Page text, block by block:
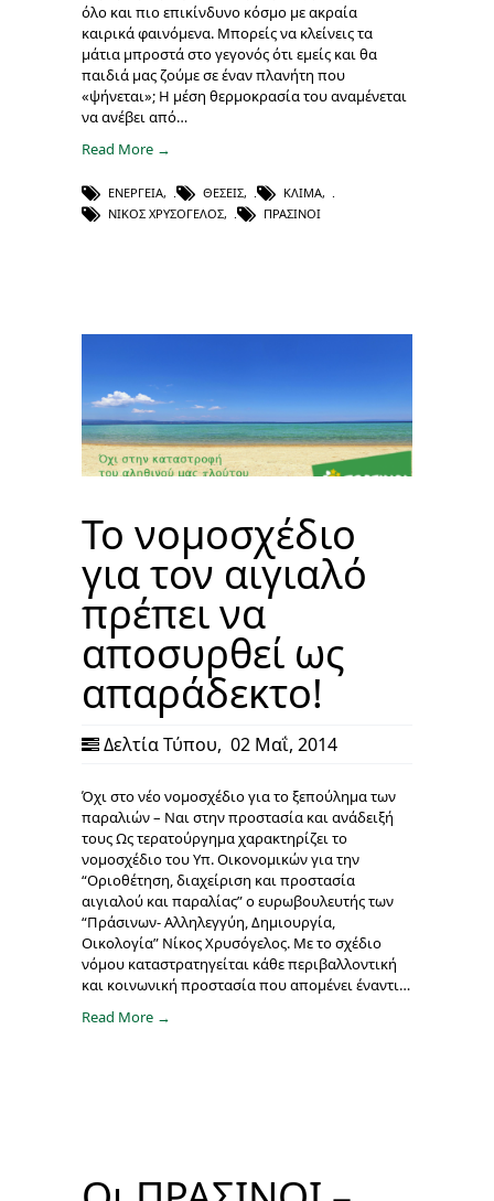
όλο και πιο επικίνδυνο κόσμο με ακραία
καιρικά φαινόμενα. Μπορείς να κλείνεις τα
μάτια μπροστά στο γεγονός ότι εμείς και θα
παιδιά μας ζούμε σε έναν πλανήτη που
«ψήνεται»; Η μέση θερμοκρασία του αναμένεται
να ανέβει από…
Read More →
ΕΝΈΡΓΕΙΑ, ΘΈΣΕΙΣ, ΚΛΊΜΑ,
ΝΊΚΟΣ ΧΡΥΣΌΓΕΛΟΣ, ΠΡΆΣΙΝΟΙ
Το νομοσχέδιο
για τον αιγιαλό
πρέπει να
αποσυρθεί ως
απαράδεκτο!
Δελτία Τύπου, 02 Μαΐ, 2014
Όχι στο νέο νομοσχέδιο για το ξεπούλημα των
παραλιών – Ναι στην προστασία και ανάδειξή
τους Ως τερατούργημα χαρακτηρίζει το
νομοσχέδιο του Υπ. Οικονομικών για την
“Οριοθέτηση, διαχείριση και προστασία
αιγιαλού και παραλίας” ο ευρωβουλευτής των
“Πράσινων- Αλληλεγγύη, Δημιουργία,
Οικολογία” Νίκος Χρυσόγελος. Με το σχέδιο
νόμου καταστρατηγείται κάθε περιβαλλοντική
και κοινωνική προστασία που απομένει έναντι…
Read More →